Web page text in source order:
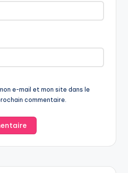
e-mail et mon site dans le
commentaire.